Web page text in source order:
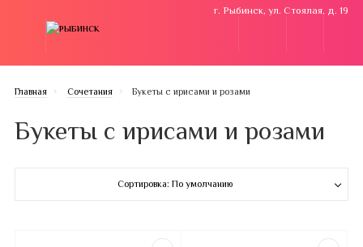
г. Рыбинск, ул. Стоялая, д. 19
Главная Cочетания Букеты с ирисами и розами
Букеты с ирисами и розами
Сортировка: По умолчанию